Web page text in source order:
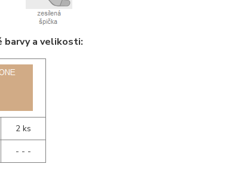
barvy a velikosti:
2 ks
- - -